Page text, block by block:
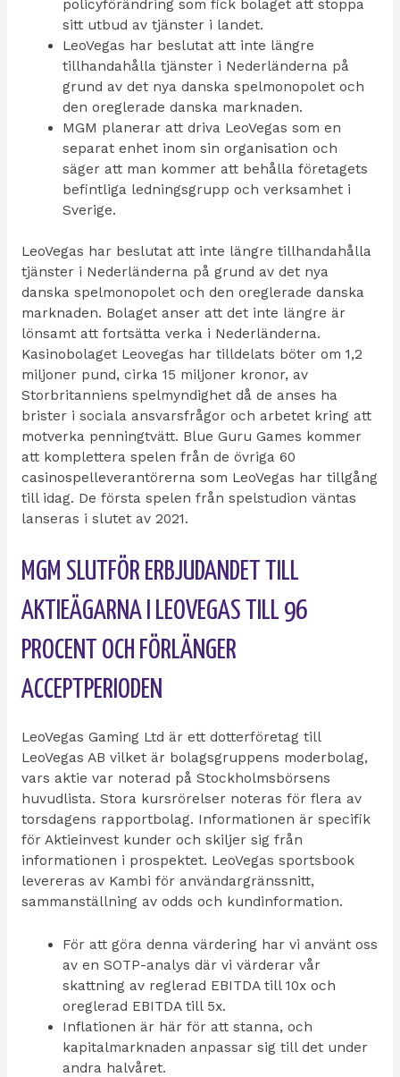
policyförändring som fick bolaget att stoppa
sitt utbud av tjänster i landet.
LeoVegas har beslutat att inte längre
tillhandahålla tjänster i Nederländerna på
grund av det nya danska spelmonopolet och
den oreglerade danska marknaden.
MGM planerar att driva LeoVegas som en
separat enhet inom sin organisation och
säger att man kommer att behålla företagets
befintliga ledningsgrupp och verksamhet i
Sverige.
LeoVegas har beslutat att inte längre tillhandahålla
tjänster i Nederländerna på grund av det nya
danska spelmonopolet och den oreglerade danska
marknaden. Bolaget anser att det inte längre är
lönsamt att fortsätta verka i Nederländerna.
Kasinobolaget Leovegas har tilldelats böter om 1,2
miljoner pund, cirka 15 miljoner kronor, av
Storbritanniens spelmyndighet då de anses ha
brister i sociala ansvarsfrågor och arbetet kring att
motverka penningtvätt. Blue Guru Games kommer
att komplettera spelen från de övriga 60
casinospelleverantörerna som LeoVegas har tillgång
till idag. De första spelen från spelstudion väntas
lanseras i slutet av 2021.
MGM SLUTFÖR ERBJUDANDET TILL
AKTIEÄGARNA I LEOVEGAS TILL 96
PROCENT OCH FÖRLÄNGER
ACCEPTPERIODEN
LeoVegas Gaming Ltd är ett dotterföretag till
LeoVegas AB vilket är bolagsgruppens moderbolag,
vars aktie var noterad på Stockholmsbörsens
huvudlista. Stora kursrörelser noteras för flera av
torsdagens rapportbolag. Informationen är specifik
för Aktieinvest kunder och skiljer sig från
informationen i prospektet. LeoVegas sportsbook
levereras av Kambi för användargränssnitt,
sammanställning av odds och kundinformation.
För att göra denna värdering har vi använt oss
av en SOTP-analys där vi värderar vår
skattning av reglerad EBITDA till 10x och
oreglerad EBITDA till 5x.
Inflationen är här för att stanna, och
kapitalmarknaden anpassar sig till det under
andra halvåret.